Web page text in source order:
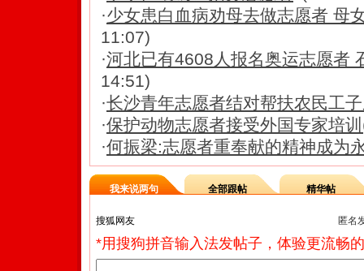
·少女患白血病劝母去做志愿者 母
11:07)
·河北已有4608人报名奥运志愿者
14:51)
·长沙青年志愿者结对帮扶农民工
·保护动物志愿者接受外国专家培
·何振梁:志愿者重奉献的精神成为
我来说两句 全部跟帖 精华帖
匿名
*用搜狗拼音输入法发帖子，体验更流畅